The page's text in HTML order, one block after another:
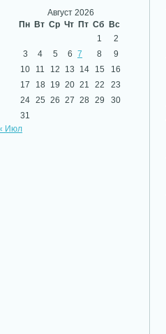
Август 2026
Пн Вт Ср Чт Пт Сб
Вс
1
2
3
4 5 6 7 8
9
10
11 12 13 14 15
16
17
18 19 20 21 22
23
24 25 26 27 28 29
30
31
Июл